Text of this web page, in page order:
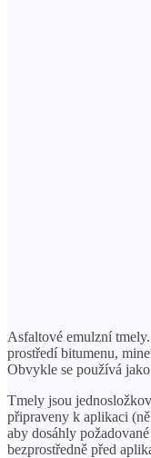
Asfaltové emulzní
prostředí bitumenu,
Obvykle se používá
Tmely jsou
připraveny k aplikaci
aby dosáhly
bezprostředně před